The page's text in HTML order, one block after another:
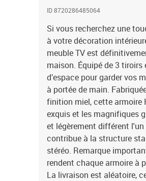
ID 8720286485064
Si vous recherchez une
à votre décoration
meuble TV est
maison. Équipé de 3
d’espace pour garder vos
à portée de main.
finition miel, cette armoire
exquis et les magnifiques
et légèrement différent l'un
contribue à la structure
stéréo. Remarque
rendent chaque armoire à
La livraison est aléatoire,